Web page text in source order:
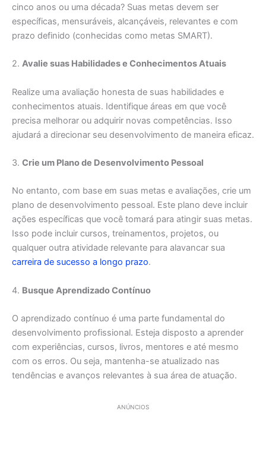
cinco anos ou uma década? Suas metas devem ser
específicas, mensuráveis, alcançáveis, relevantes e com
prazo definido (conhecidas como metas SMART).
2. Avalie suas Habilidades e Conhecimentos Atuais
Realize uma avaliação honesta de suas habilidades e
conhecimentos atuais. Identifique áreas em que você
precisa melhorar ou adquirir novas competências. Isso
ajudará a direcionar seu desenvolvimento de maneira eficaz.
3. Crie um Plano de Desenvolvimento Pessoal
No entanto, com base em suas metas e avaliações, crie um
plano de desenvolvimento pessoal. Este plano deve incluir
ações específicas que você tomará para atingir suas metas.
Isso pode incluir cursos, treinamentos, projetos, ou
qualquer outra atividade relevante para alavancar sua
carreira de sucesso a longo prazo.
4. Busque Aprendizado Contínuo
O aprendizado contínuo é uma parte fundamental do
desenvolvimento profissional. Esteja disposto a aprender
com experiências, cursos, livros, mentores e até mesmo
com os erros. Ou seja, mantenha-se atualizado nas
tendências e avanços relevantes à sua área de atuação.
ANÚNCIOS